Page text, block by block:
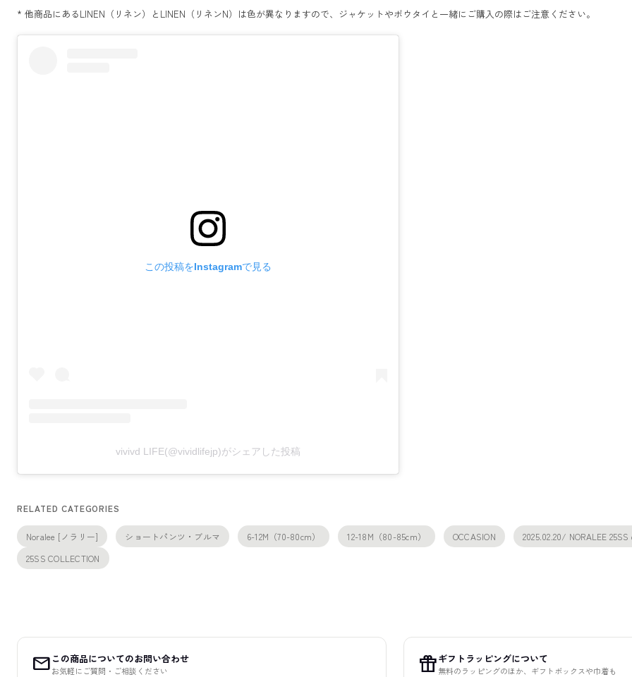
* 他商品にあるLINEN（リネン）とLINEN（リネンN）は色が異なりますので、ジャケットやボウタイと一緒にご購入の際はご注意ください。
この投稿をInstagramで見る
vivivd LIFE(@vividlifejp)がシェアした投稿
RELATED CATEGORIES
Noralee [ノラリー] ショートパンツ・ブルマ 6-12M（70-80cm） 12-18M（80-85cm） OCCASION
2025.02.20/ NORALEE
25SS COLLECTION
mail この商品についてのお問い合わせ
お気軽にご質問・ご相談ください featured_seasonal_and_giftsギフトラッピングについて
無料のラッピングのほか、ギフトボックスや巾着も